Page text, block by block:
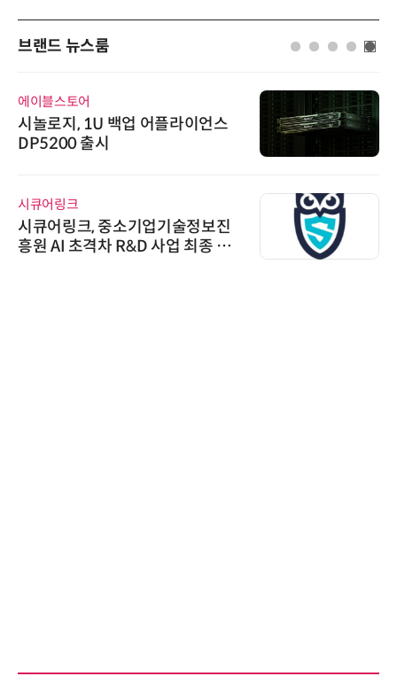
브랜드 뉴스룸
디에스앤지
디에스앤지, 'AI EXPO KOREA 20
26' 참가 성료… AI 전 생애주기 아
노보센스
노보센스, PWM 고주파 과도 간섭
난제 극복…차량용 전류 감지 증폭